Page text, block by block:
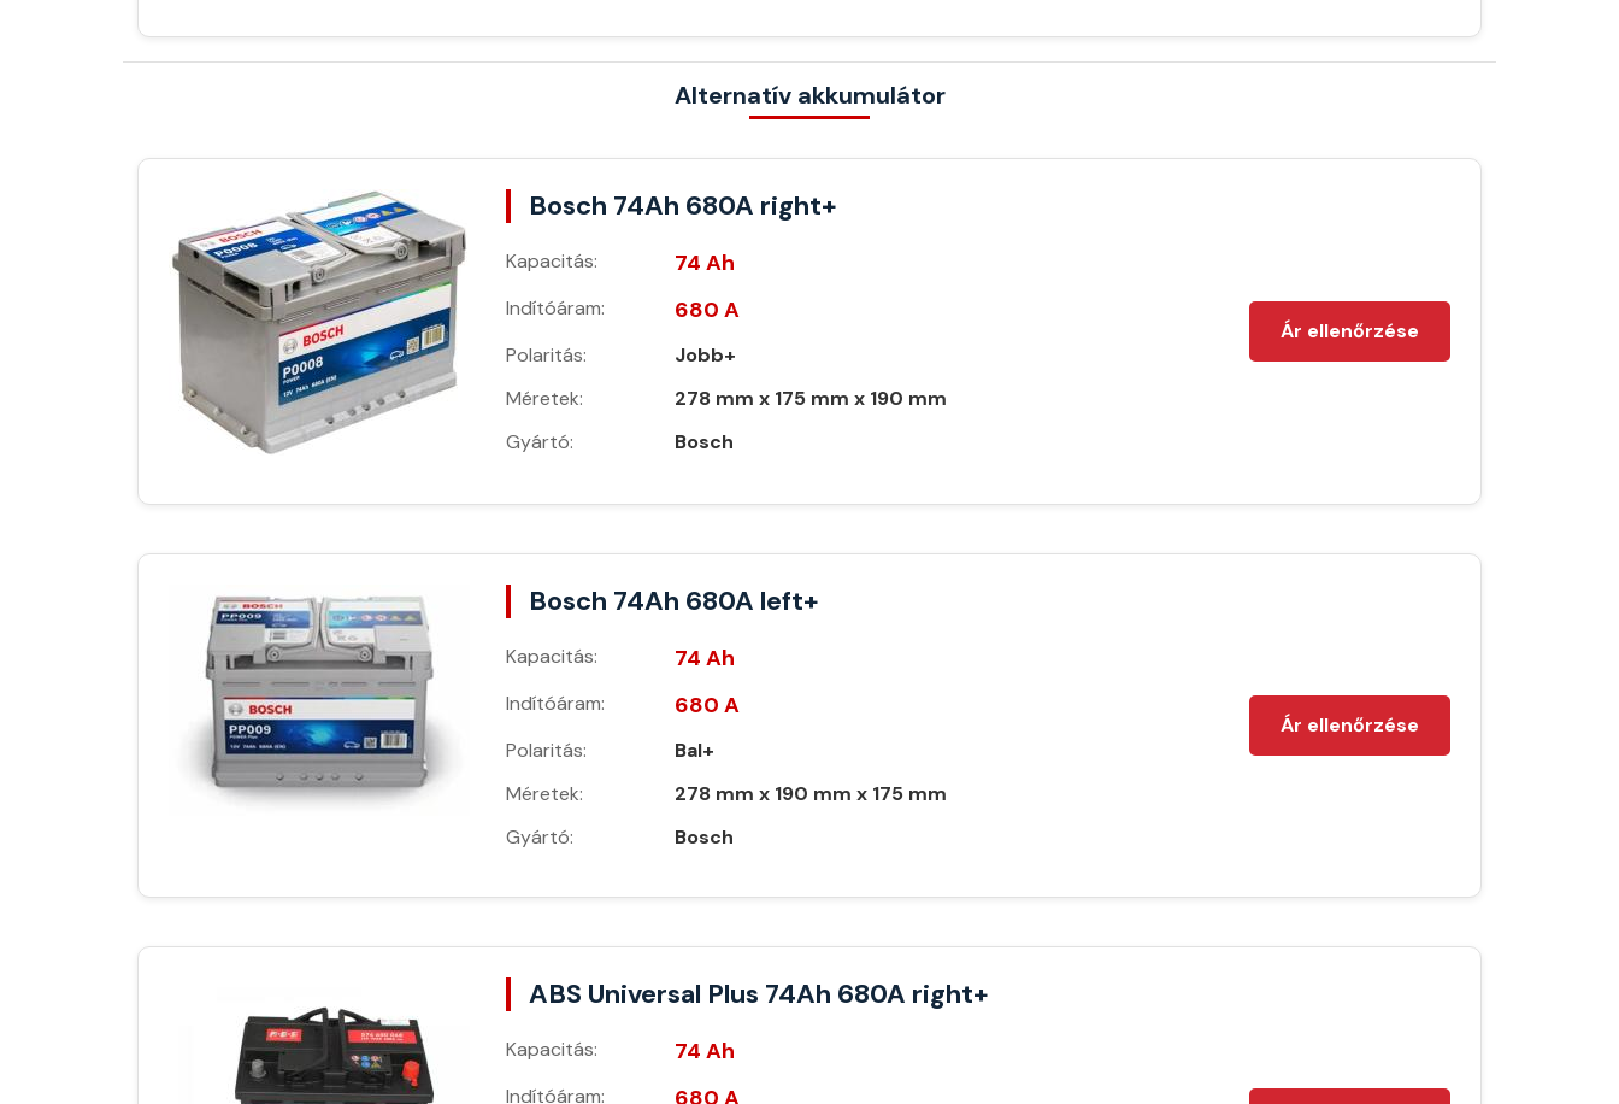
Alternatív akkumulátor
Bosch 74Ah 680A right+
Kapacitás: 74 Ah
Indítóáram: 680 A
Polaritás:
Jobb+
Méretek:
278 mm x 175 mm x 190 mm
Gyártó:
Bosch
Ár ellenőrzése
Bosch 74Ah 680A left+
Kapacitás: 74 Ah
Indítóáram: 680 A
Polaritás:
Bal+
Méretek:
278 mm x 190 mm x 175 mm
Gyártó:
Bosch
Ár ellenőrzése
ABS Universal Plus 74Ah 680A right+
Kapacitás: 74 Ah
Indítóáram: 680 A